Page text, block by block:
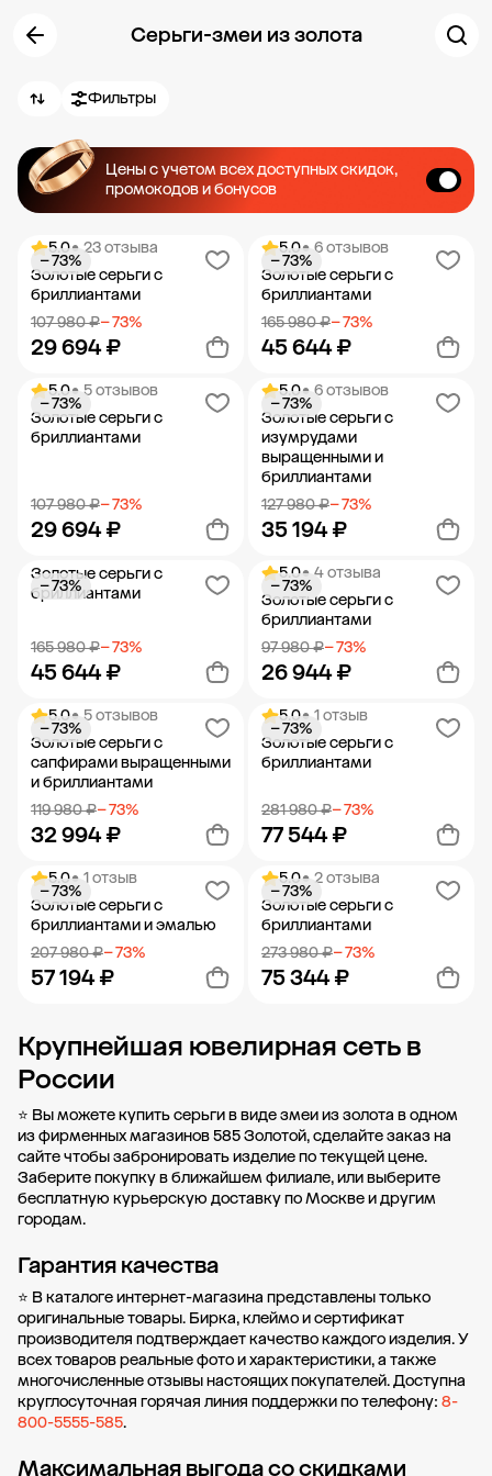
Серьги-змеи из золота
Фильтры
Цены с учетом всех доступных скидок,
промокодов и бонусов
5.0• 23 отзыва
Золотые серьги с
бриллиантами
107 980 ₽− 73%
29 694 ₽
− 73%
Добавить в корзину
5.0• 6 отзывов
Золотые серьги с
бриллиантами
165 980 ₽− 73%
45 644 ₽
− 73%
Добавить в корзину
5.0• 5 отзывов
Золотые серьги с
бриллиантами
107 980 ₽− 73%
29 694 ₽
− 73%
Добавить в корзину
5.0• 6 отзывов
Золотые серьги с
изумрудами
выращенными и
бриллиантами
127 980 ₽− 73%
35 194 ₽
− 73%
Добавить в корзину
Золотые серьги с
бриллиантами
165 980 ₽− 73%
45 644 ₽
− 73%
Добавить в корзину
5.0• 4 отзыва
Золотые серьги с
бриллиантами
97 980 ₽− 73%
26 944 ₽
− 73%
Добавить в корзину
5.0• 5 отзывов
Золотые серьги с
сапфирами выращенными
и бриллиантами
119 980 ₽− 73%
32 994 ₽
− 73%
Добавить в корзину
5.0• 1 отзыв
Золотые серьги с
бриллиантами
281 980 ₽− 73%
77 544 ₽
− 73%
Добавить в корзину
5.0• 1 отзыв
Золотые серьги с
бриллиантами и эмалью
207 980 ₽− 73%
57 194 ₽
− 73%
Добавить в корзину
5.0• 2 отзыва
Золотые серьги с
бриллиантами
273 980 ₽− 73%
75 344 ₽
− 73%
Добавить в корзину
Крупнейшая ювелирная сеть в
России
⭐ Вы можете купить серьги в виде змеи из золота в одном
из фирменных магазинов 585 Золотой, сделайте заказ на
сайте чтобы забронировать изделие по текущей цене.
Заберите покупку вближайшем филиале, или выберите
бесплатную курьерскую доставку по Москве и другим
городам.
Гарантия качества
⭐ В каталоге интернет-магазина представлены только
оригинальные товары. Бирка, клеймо и сертификат
производителя подтверждает качество каждого изделия. У
всех товаров реальные фото и характеристики, а также
многочисленные отзывы настоящих покупателей. Доступна
круглосуточная горячая линия поддержки по телефону: 8-
800-5555-585.
Максимальная выгода со скидками